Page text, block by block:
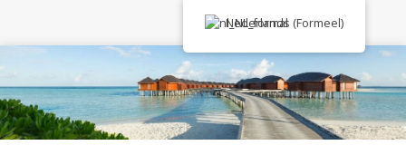
Nederlands (Formeel)